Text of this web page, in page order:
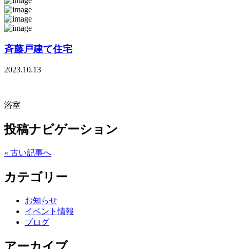
斉藤戸建て住宅
2023.10.13
浴室
投稿ナビゲーション
« 古い記事へ
カテゴリー
お知らせ
イベント情報
ブログ